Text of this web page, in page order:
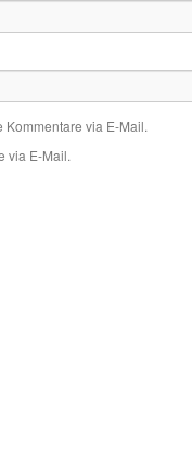
via E-Mail.
via E-Mail.